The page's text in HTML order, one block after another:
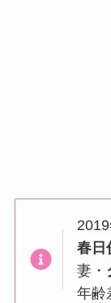
春日
妻・
年齢